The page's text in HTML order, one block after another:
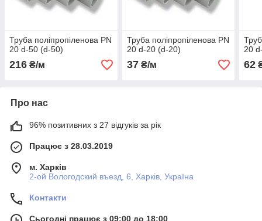
Труба поліпропіленова PN
20 d-50 (d-50)
216 ₴/м
Труба поліпропіленова PN
20 d-20 (d-20)
37₴/м
20
62
Про нас
96% позитивних з 27 відгуків за рік
Працює з 28.03.2019
м. Харків
2-ой Вологодский въезд, 6, Харків, Україна
Контакти
Сьогодні працює з 09:00 до 18:00